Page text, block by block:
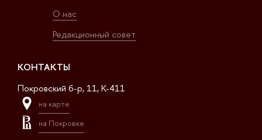
О нас
Редакционный совет
КОНТАКТЫ
Покровский б-р, 11, K-411
на карте
на Покровке